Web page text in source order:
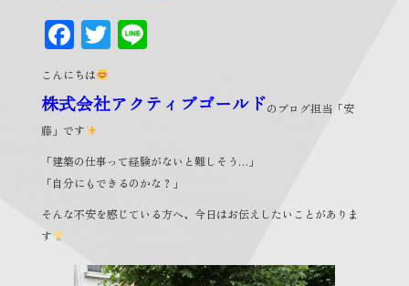
F
ac
eb
oo
k
T
tt
er
Li
e
こんにちは
株式会社アクティブゴールドのブログ担当「安
藤」です
「建築の仕事って経験がないと難しそう…」
「自分にもできるのかな？」
そんな不安を感じている方へ、今日はお伝えしたいことがありま
す